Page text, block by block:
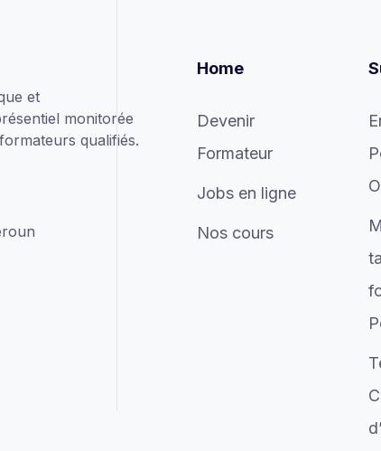
et
monitorée
qualifiés.
Home
Devenir
Formateur
Jobs en ligne
Nos cours